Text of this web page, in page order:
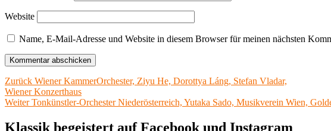
Website
Name, E-Mail-Adresse und Website in diesem Browser für meinen nächsten
Beitragsnavigation
Zurück Vorheriger
Beitrag:
Wiener KammerOrchester, Ziyu He, Dorottya Láng, Stefan Vladar,
Wiener Konzerthaus
Weiter Nächster
Tonkünstler-Orchester Niederösterreich, Yutaka Sado, Musikverein Wien,
Klassik begeistert auf Facebook und Instagram